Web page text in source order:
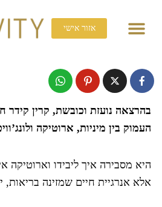
לתוכן
אזור אישי
בהרצאה נועזת וכובשת, קרין
העמוק בין מיניות, ארוטיקה
היא מסבירה איך ליבידו וארוטיקה
אלא אנרגיית חיים שמזינה בריאות,